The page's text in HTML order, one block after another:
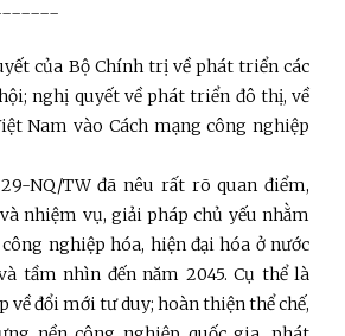
của Bộ Chính trị về phát triển các
nghị quyết về phát triển đô thị, về
Nam vào Cách mạng công nghiệp
NQ/TW đã nêu rất rõ quan điểm,
nhiệm vụ, giải pháp chủ yếu nhằm
nghiệp hóa, hiện đại hóa ở nước
tầm nhìn đến năm 2045. Cụ thể là
về đổi mới tư duy; hoàn thiện thể chế,